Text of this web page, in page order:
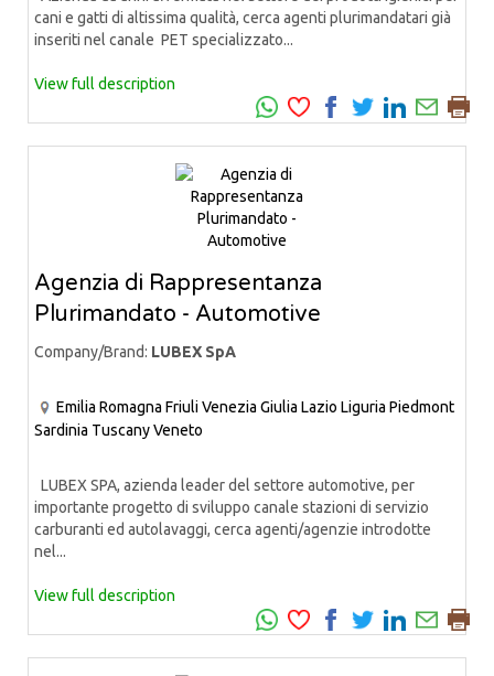
cani e gatti di altissima qualità, cerca agenti plurimandatari già
inseriti nel canale PET specializzato...
View full description
Agenzia di Rappresentanza
Plurimandato - Automotive
Company/Brand: LUBEX SpA
Emilia Romagna Friuli Venezia Giulia Lazio Liguria Piedmont
Sardinia TuscanyVeneto
LUBEX SPA, azienda leader del settore automotive, per
importante progetto di sviluppo canale stazioni di servizio
carburanti ed autolavaggi, cerca agenti/agenzie introdotte
nel...
View full description